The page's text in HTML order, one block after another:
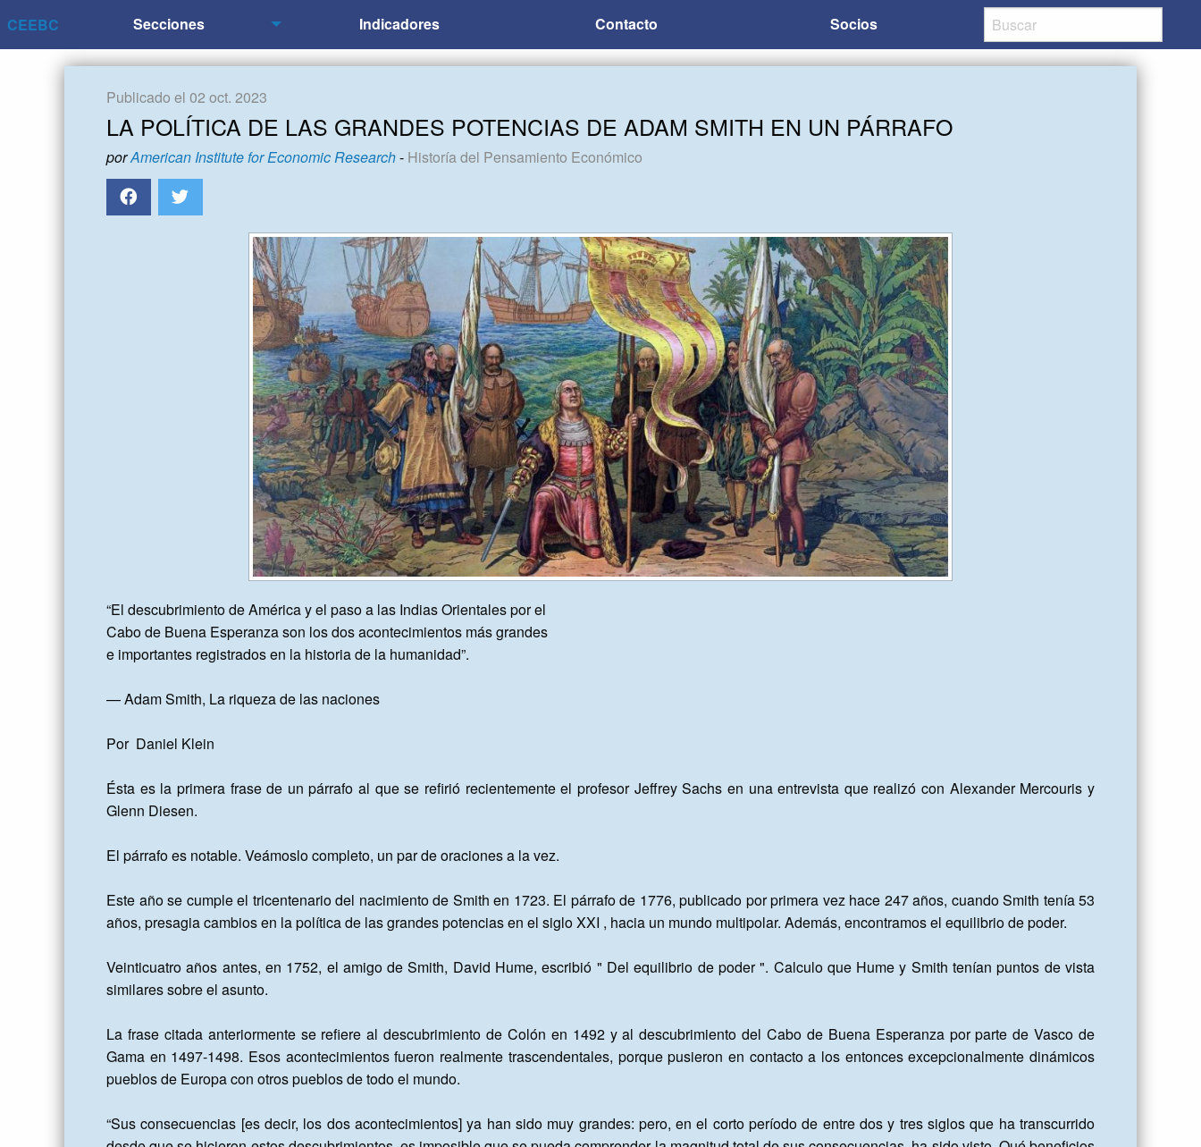
CEEBC Secciones Indicadores Contacto Socios
Publicado el 02 oct. 2023
LA POLÍTICA DE LAS GRANDES POTENCIAS DE ADAM SMITH EN UN PÁRRAFO
porAmerican Institute for Economic Research- Historía del Pensamiento Económico
“El descubrimiento de América y el paso a las Indias Orientales por el
Cabo de Buena Esperanza son los dos acontecimientos más grandes
e importantes registrados en la historia de la humanidad”.
— Adam Smith, La riqueza de las naciones
Por  Daniel Klein
Ésta es la primera frase de un párrafo al que se refirió recientemente el profesor Jeffrey Sachs en una entrevista que realizó con Alexander Mercouris y
Glenn Diesen.
El párrafo es notable. Veámoslo completo, un par de oraciones a la vez.
Este año se cumple el tricentenario del nacimiento de Smith en 1723. El párrafo de 1776, publicado por primera vez hace 247 años, cuando Smith tenía 53
años, presagia cambios en la política de las grandes potencias en el siglo XXI , hacia un mundo multipolar. Además, encontramos el equilibrio de poder.
Veinticuatro años antes, en 1752, el amigo de Smith, David Hume, escribió " Del equilibrio de poder ". Calculo que Hume y Smith tenían puntos de vista
similares sobre el asunto.
La frase citada anteriormente se refiere al descubrimiento de Colón en 1492 y al descubrimiento del Cabo de Buena Esperanza por parte de Vasco de
Gama en 1497-1498. Esos acontecimientos fueron realmente trascendentales, porque pusieron en contacto a los entonces excepcionalmente dinámicos
pueblos de Europa con otros pueblos de todo el mundo.
“Sus consecuencias [es decir, los dos acontecimientos] ya han sido muy grandes: pero, en el corto período de entre dos y tres siglos que ha transcurrido